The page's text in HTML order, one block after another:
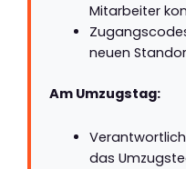
Mitarbeiter
neuen
Am Umzugstag:
das